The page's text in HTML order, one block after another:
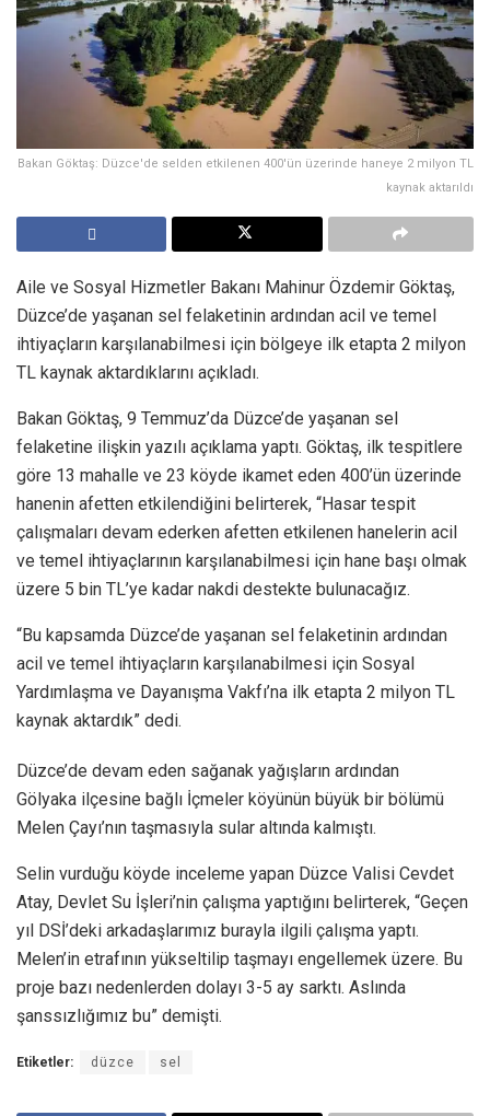
Bakan Göktaş: Düzce'de selden etkilenen 400'ün üzerinde haneye 2 milyon TL
kaynak aktarıldı
Aile ve Sosyal Hizmetler Bakanı Mahinur Özdemir Göktaş,
Düzce’de yaşanan sel felaketinin ardından acil ve temel
ihtiyaçların karşılanabilmesi için bölgeye ilk etapta 2 milyon
TL kaynak aktardıklarını açıkladı.
Bakan Göktaş, 9 Temmuz’da Düzce’de yaşanan sel
felaketine ilişkin yazılı açıklama yaptı. Göktaş, ilk tespitlere
göre 13 mahalle ve 23 köyde ikamet eden 400’ün üzerinde
hanenin afetten etkilendiğini belirterek, “Hasar tespit
çalışmaları devam ederken afetten etkilenen hanelerin acil
ve temel ihtiyaçlarının karşılanabilmesi için hane başı olmak
üzere 5 bin TL’ye kadar nakdi destekte bulunacağız.
“Bu kapsamda Düzce’de yaşanan sel felaketinin ardından
acil ve temel ihtiyaçların karşılanabilmesi için Sosyal
Yardımlaşma ve Dayanışma Vakfı’na ilk etapta 2 milyon TL
kaynak aktardık” dedi.
Düzce’de devam eden sağanak yağışların ardından
Gölyaka ilçesine bağlı İçmeler köyünün büyük bir bölümü
Melen Çayı’nın taşmasıyla sular altında kalmıştı.
Selin vurduğu köyde inceleme yapan Düzce Valisi Cevdet
Atay, Devlet Su İşleri’nin çalışma yaptığını belirterek, “Geçen
yıl DSİ’deki arkadaşlarımız burayla ilgili çalışma yaptı.
Melen’in etrafının yükseltilip taşmayı engellemek üzere. Bu
proje bazı nedenlerden dolayı 3-5 ay sarktı. Aslında
şanssızlığımız bu” demişti.
Etiketler: düzce sel